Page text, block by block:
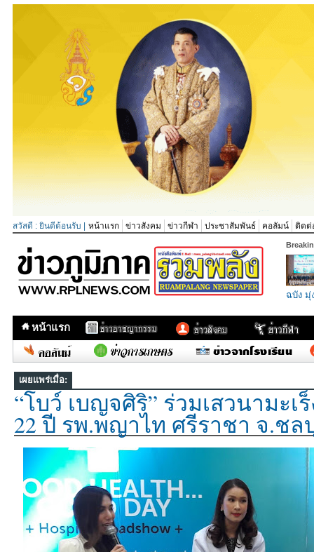
สวัสดี : ยินดีต้อนรับ | หน้าแรก ข่าวสังคม ข่าวกีฬา ประชาสัมพันธ์ คอลัมน์ ติดต่
ฉบัง มุ่
หน้าแรก
เผยแพร่เมื่อ:
“โบว์ เบญจศิริ” ร่วมเสวนามะเ
22 ปี รพ.พญาไท ศรีราชา จ.ชล